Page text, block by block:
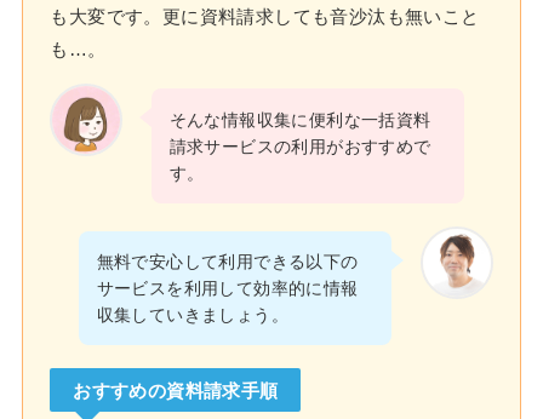
も大変です。更に資料請求しても音沙汰も無いこと
も…。
そんな情報収集に便利な一括資料
請求サービスの利用がおすすめで
す。
無料で安心して利用できる以下の
サービスを利用して効率的に情報
収集していきましょう。
おすすめの資料請求手順